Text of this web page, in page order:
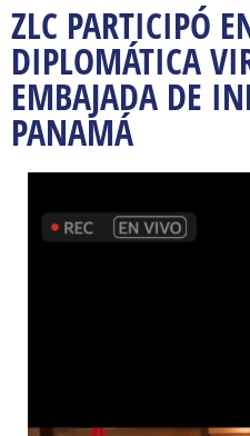
ZLC PARTICIPÓ
DIPLOMÁTICA
EMBAJADA DE
PANAMÁ